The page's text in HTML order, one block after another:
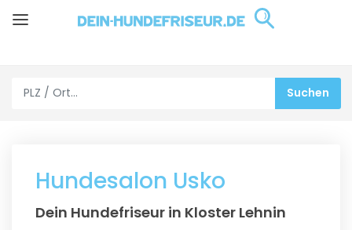
Hundesalon Usko
Dein Hundefriseur in Kloster Lehnin